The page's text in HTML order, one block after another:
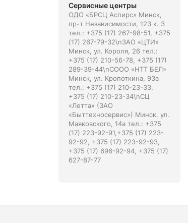
Сервисные центры
ОДО «БРСЦ Аспирс» Минск,
пр-т Независимости, 123 к. 3
тел.: +375 (17) 267-98-51, +375
(17) 267-79-32\nЗАО «ЦТИ»
Минск, ул. Короля, 26 тел.:
+375 (17) 210-56-78, +375 (17)
289-39-44\nСООО «НТТ БЕЛ»
Минск, ул. Кропоткина, 93а
тел.: +375 (17) 210-23-33,
+375 (17) 210-23-34\nСЦ
«Летта» (ЗАО
«Быттехносервис») Минск, ул.
Маяковского, 14а тел.: +375
(17) 223-92-91,+375 (17) 223-
92-92, +375 (17) 223-92-93,
+375 (17) 696-92-94, +375 (17)
627-87-77